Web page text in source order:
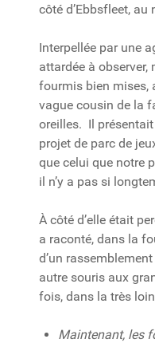
côté d’Ebbsfleet,
Interpellée par une
attardée à observer,
fourmis bien mises,
vague cousin de la
oreilles. Il
projet de parc de
que celui que notre
il n’y a pas si
À côté d’elle était
a raconté, dans la
d’un
autre souris aux
fois, dans la très
Maintenant, les